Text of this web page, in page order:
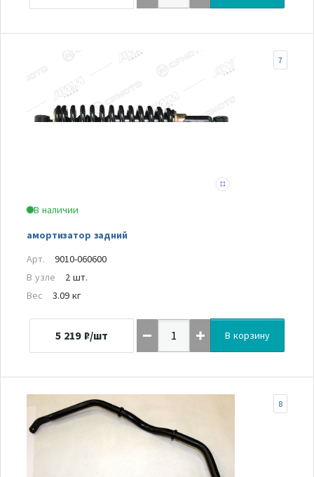
В наличии
амортизатор задний
7
Арт.
9010-060600
В узле
2 шт.
Вес
3.09 кг
5 219 ₽/шт В корзину
8